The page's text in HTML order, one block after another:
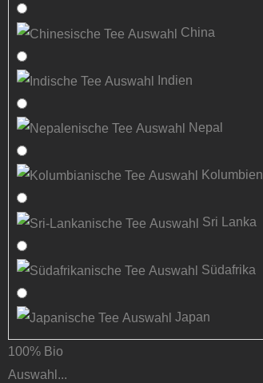
China
Indien
Nepal
Kolumbien
Sri Lanka
Südafrika
Japan
100% Bio
Auswahl...